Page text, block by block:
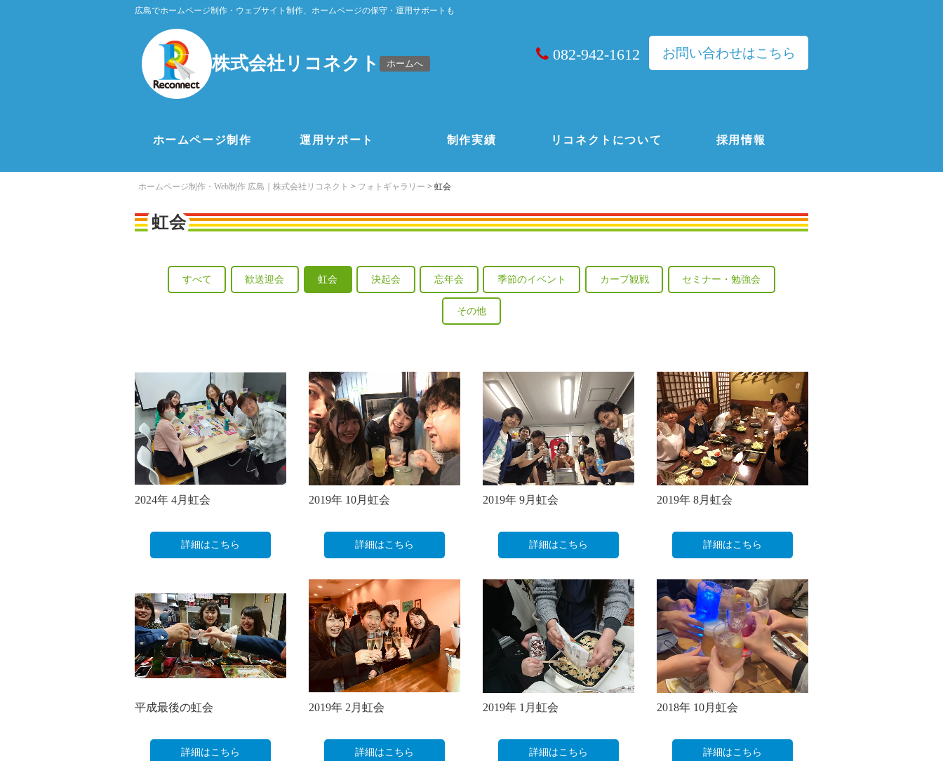
広島でホームページ制作・ウェブサイト制作、ホームページの保守・運用サポートも
株式会社リコネクト ホームへ
082-942-1612 お問い合わせはこちら
ホームページ制作 運用サポート 制作実績 リコネクトについて 採用情報
ホームページ制作・Web制作 広島｜株式会社リコネクト > フォトギャラリー > 虹会
虹会
すべて 歓送迎会 虹会 決起会 忘年会 季節のイベント カープ観戦 セミナー・勉強会
その他
2024年 4月虹会
詳細はこちら
2019年 10月虹会
詳細はこちら
2019年 9月虹会
詳細はこちら
2019年 8月虹会
詳細はこちら
平成最後の虹会
詳細はこちら
2019年 2月虹会
詳細はこちら
2019年 1月虹会
詳細はこちら
2018年 10月虹会
詳細はこちら